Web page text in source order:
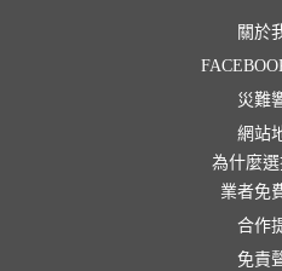
關於
災難
網站
為什麼選
業者免
合作
免責